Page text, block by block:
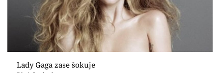
Virály
Sex a vztahy
Videa
Lady Gaga zase šokuje